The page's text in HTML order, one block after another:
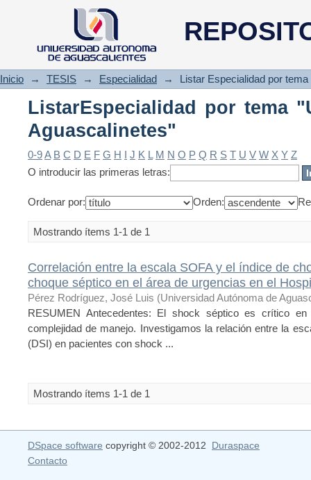
ListarEspecialidad por tema
Inicio → TESIS → Especialidad → Listar Especialidad por tema
ListarEspecialidad por tema
Aguascalinetes"
0-9A B C D E F G H I J K L M N O P Q R S T U V W X Y Z
O introducir las primeras letras:
Ordenar por: Orden:
Mostrando ítems 1-1 de 1
Correlación entre la escala SOFA y el índice de
choque séptico en el área de urgencias en el
Pérez Rodríguez, José Luis (Universidad Autónoma de
RESUMEN Antecedentes: El shock séptico es crítico
complejidad de manejo. Investigamos la relación entre la
(DSI) en pacientes con shock ...
Mostrando ítems 1-1 de 1
DSpace software copyright © 2002-2012 Duraspace
Contacto